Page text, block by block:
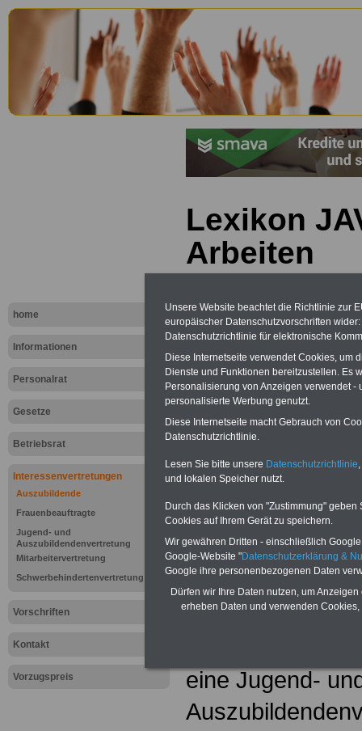
home
Informationen
Personalrat
Gesetze
Betriebsrat
Interessenvertretungen
Auszubildende
Frauenbeauftragte
Jugend- und
Auszubildendenvertretung
Mitarbeitervertretung
Schwerbehindertenvertretung
Vorschriften
Kontakt
Vorzugspreis
Lexikon
Arbeiten
Lexikon
Auszubildende
eine Jugend-
Unsere Website beachtet die Richtlinie zur
europäischer Datenschutzvorschriften
Datenschutzrichtlinie für elektronische
Diese Internetseite verwendet Cookies, um
Dienste und Funktionen bereitzustellen. Es
Personalisierung von Anzeigen verwendet
personalisierte Werbung genutzt.
Diese Internetseite macht Gebrauch von
Datenschutzrichtlinie.
Lesen Sie bitte unsere Datenschutzrichtlinie
und lokalen Speicher nutzt.
Durch das Klicken von "Zustimmung"
Cookies auf Ihrem Gerät zu speichern.
Wir gewähren Dritten - einschließlich
Google-Website "Datenschutzerklärung &
Google ihre personenbezogenen Daten
Dürfen wir Ihre Daten nutzen, um
erheben Daten und verwenden